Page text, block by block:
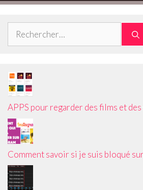
Rechercher :
APPS pour regarder des films et
Comment savoir si je suis bloqué